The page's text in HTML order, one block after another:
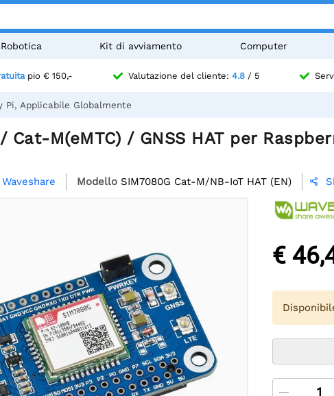
Robotica Kit di avviamento Computer
pio € 150,- Valutazione del cliente: 4.8/ 5
Pi, Applicabile Globalmente
Cat-M(eMTC) / GNSS HAT per
Waveshare Modello SIM7080G Cat-M/NB-IoT HAT (EN) 
€